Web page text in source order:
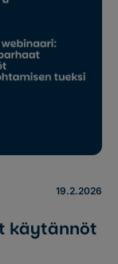
19.2.2026
käytännöt